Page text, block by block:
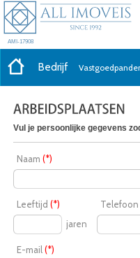
AMI-17908
Bedrijf
Vul je persoonlijke gegevens
Naam (*)
Leeftijd (*)
jaren
Telefoon
E-mail (*)